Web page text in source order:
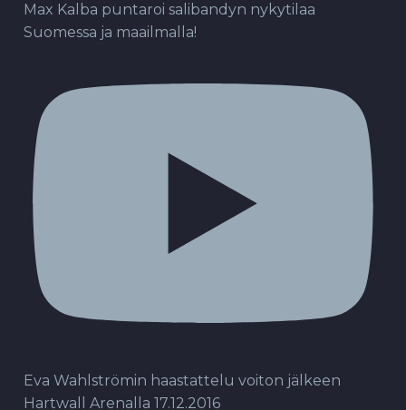
Max Kalba puntaroi salibandyn nykytilaa
Suomessa ja maailmalla!
Eva Wahlströmin haastattelu voiton jälkeen
Hartwall Arenalla 17.12.2016